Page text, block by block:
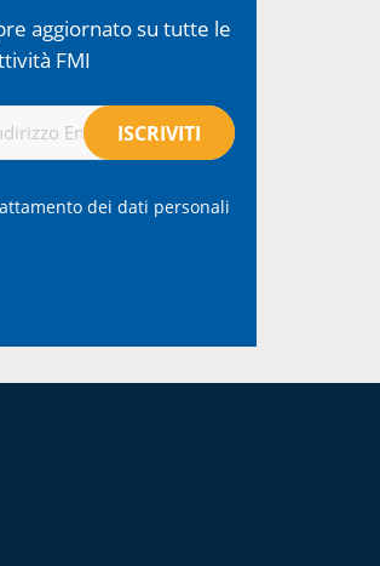
aggiornato su tutte le
FMI
dei dati personali